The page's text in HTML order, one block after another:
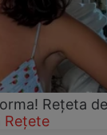
Rețeta de
Rețete